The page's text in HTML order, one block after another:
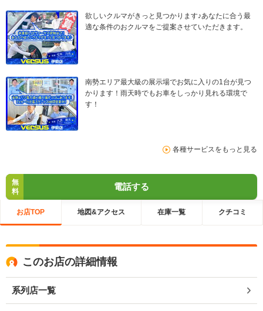
欲しいクルマがきっと見つかります♪あなたに合う最
適な条件のおクルマをご提案させていただきます。
南勢エリア最大級の展示場でお気に入りの1台が見つ
かります！雨天時でもお車をしっかり見れる環境で
す！
各種サービスをもっと見る
無
料
電話する
お店TOP 地図&アクセス 在庫一覧 クチコミ
このお店の詳細情報
系列店一覧